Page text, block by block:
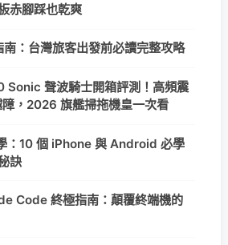
赤腳踩也乾爽
：台灣旅客出發前必讀完整攻略
Sonic 聲波騎士開箱評測！高頻震
，2026 旗艦掃拖機皇一次看
：10 個 iPhone 與 Android 必學
訣
Code 終極指南：顛覆終端機的